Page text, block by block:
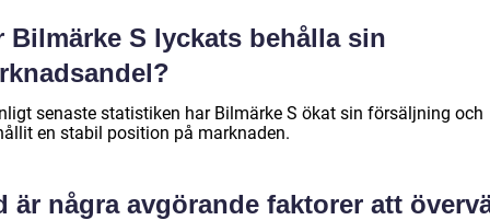
Bilmärke S lyckats behålla sin
senaste statistiken har Bilmärke S ökat sin försäljning och
en stabil position på marknaden.
är några avgörande faktorer att